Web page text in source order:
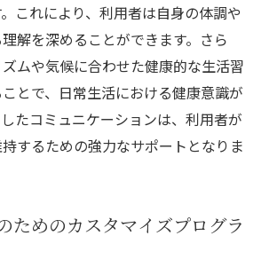
を高めるための自己モニタリング
ルトレーナーを活用したモチベー
持法
に向けた計画的なアプローチ
ーと一緒に健康を実現するパーソ
これにより、利用者は自身の体調や
解を深めることができます。さら
ムや気候に合わせた健康的な生活習
とで、日常生活における健康意識が
たコミュニケーションは、利用者が
するための強力なサポートとなりま
ためのカスタマイズプログラ